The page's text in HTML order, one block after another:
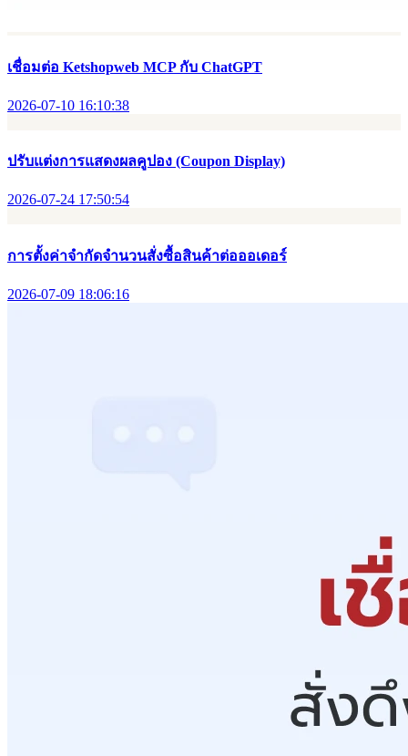
เชื่อมต่อ Ketshopweb MCP กับ ChatGPT
2026-07-10 16:10:38